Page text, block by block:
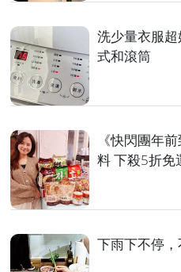
洗少量衣服
式和滾筒
《快閃團年
料 下殺5折免
下雨下不停